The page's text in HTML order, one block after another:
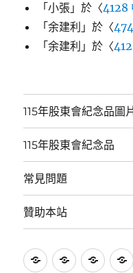
「小張 」於〈4128
「余建利 」於〈
「余建利 」於〈
115年股東會紀念品圖
115年股東會紀念品
常見問題
贊助本站
115
115
常